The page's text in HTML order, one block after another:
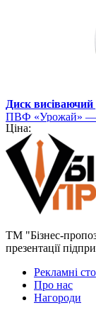
Диск
ПВФ «Урожай» —
Ціна:
ТМ "Бізнес-
презентації
Рекламні
Про нас
Нагороди